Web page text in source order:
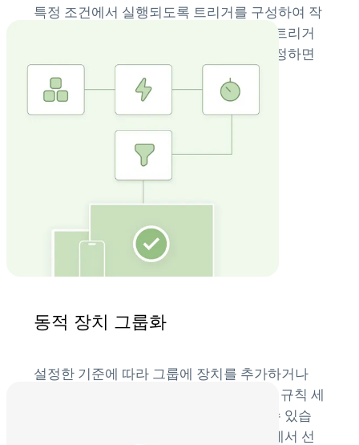
특정 조건에서 실행되도록 트리거를 구성하여 작
업 및 원격 동작을 자동으로 실행하세요. 트리거
를 설정하고, 동작을 정의하고, 대상을 지정하면
나머지는 Hexnode가 알아서 처리합니다.
동적 장치 그룹화
설정한 기준에 따라 그룹에 장치를 추가하거나
제거(실시간/즉시)하세요. 이를 통해 특정 규칙 세
트를 충족하는 장치를 자동으로 관리할 수 있습
니다. 지오펜싱을 포함한 다양한 필터 중에서 선